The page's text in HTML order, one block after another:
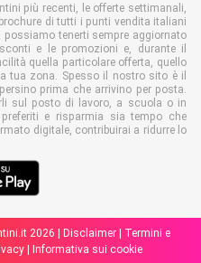
più recenti, le offerte settimanali,
di tutti i punti vendita italiani
tenerti sempre aggiornato
e le promozioni e, durante il
quella particolare offerta, quello
tua zona. Spesso il nostro sito è il
prima che arrivino per posta.
sul posto di lavoro, a scuola o in
e risparmia sia tempo che
digitale, contribuirai a ridurre lo
2026 | Disclaimer|
Termini e
Informativa sui cookie